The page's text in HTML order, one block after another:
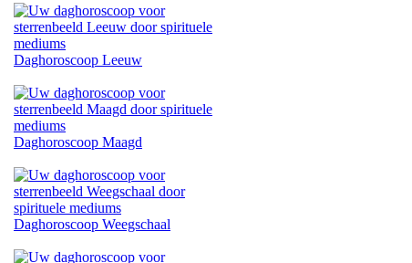
Daghoroscoop Leeuw
Daghoroscoop Maagd
Daghoroscoop Weegschaal